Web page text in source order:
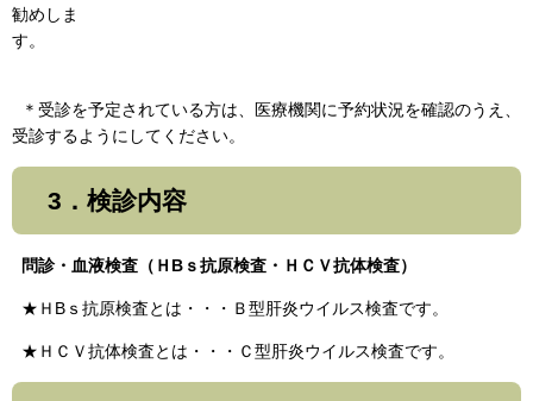
勧めしま
す。
＊受診を予定されている方は、医療機関に予約状況を確認のうえ、
受診するようにしてください。
3．検診内容
問診・血液検査（ＨBｓ抗原検査・ＨＣＶ抗体検査）
★ＨBｓ抗原検査とは・・・Ｂ型肝炎ウイルス検査です。
★ＨＣＶ抗体検査とは・・・Ｃ型肝炎ウイルス検査です。